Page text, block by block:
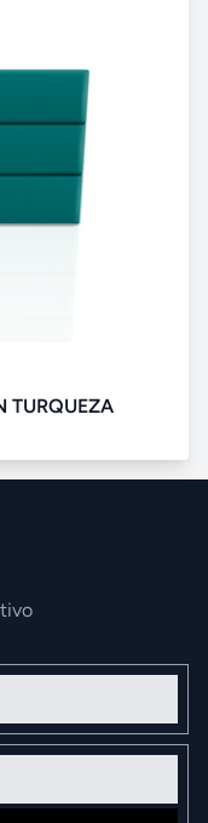
TURQUEZA